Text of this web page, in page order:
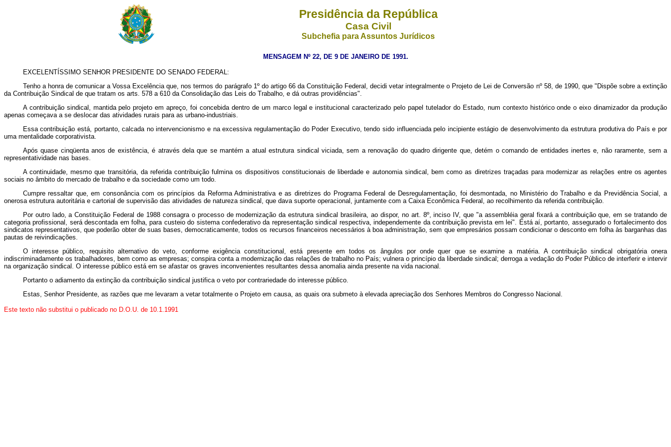
Presidência da República
Casa Civil
Subchefia para Assuntos Jurídicos
MENSAGEM Nº 22, DE 9 DE JANEIRO DE 1991.
EXCELENTÍSSIMO SENHOR PRESIDENTE DO SENADO FEDERAL:
Tenho a honra de comunicar a Vossa Excelência que, nos termos do parágrafo 1º do artigo 66 da Constituição Federal, decidi vetar integralmente o Projeto de Lei de Conversão nº 58, de 1990, que "Dispõe sobre a extinção
da Contribuição Sindical de que tratam os arts. 578 a 610 da Consolidação das Leis do Trabalho, e dá outras providências".
A contribuição sindical, mantida pelo projeto em apreço, foi concebida dentro de um marco legal e institucional caracterizado pelo papel tutelador do Estado, num contexto histórico onde o eixo dinamizador da produção
apenas começava a se deslocar das atividades rurais para as urbano-industriais.
Essa contribuição está, portanto, calcada no intervencionismo e na excessiva regulamentação do Poder Executivo, tendo sido influenciada pelo incipiente estágio de desenvolvimento da estrutura produtiva do País e por
uma mentalidade corporativista.
Após quase cinqüenta anos de existência, é através dela que se mantém a atual estrutura sindical viciada, sem a renovação do quadro dirigente que, detém o comando de entidades inertes e, não raramente, sem a
representatividade nas bases.
A continuidade, mesmo que transitória, da referida contribuição fulmina os dispositivos constitucionais de liberdade e autonomia sindical, bem como as diretrizes traçadas para modernizar as relações entre os agentes
sociais no âmbito do mercado de trabalho e da sociedade como um todo.
Cumpre ressaltar que, em consonância com os princípios da Reforma Administrativa e as diretrizes do Programa Federal de Desregulamentação, foi desmontada, no Ministério do Trabalho e da Previdência Social, a
onerosa estrutura autoritária e cartorial de supervisão das atividades de natureza sindical, que dava suporte operacional, juntamente com a Caixa Econômica Federal, ao recolhimento da referida contribuição.
Por outro lado, a Constituição Federal de 1988 consagra o processo de modernização da estrutura sindical brasileira, ao dispor, no art. 8º, inciso IV, que "a assembléia geral fixará a contribuição que, em se tratando de
categoria profissional, será descontada em folha, para custeio do sistema confederativo da representação sindical respectiva, independemente da contribuição prevista em lei". Está aí, portanto, assegurado o fortalecimento dos
sindicatos representativos, que poderão obter de suas bases, democraticamente, todos os recursos financeiros necessários à boa administração, sem que empresários possam condicionar o desconto em folha às barganhas das
pautas de reivindicações.
O interesse público, requisito alternativo do veto, conforme exigência constitucional, está presente em todos os ângulos por onde quer que se examine a matéria. A contribuição sindical obrigatória onera
indiscriminadamente os trabalhadores, bem como as empresas; conspira conta a modernização das relações de trabalho no País; vulnera o princípio da liberdade sindical; derroga a vedação do Poder Público de interferir e intervir
na organização sindical. O interesse público está em se afastar os graves inconvenientes resultantes dessa anomalia ainda presente na vida nacional.
Portanto o adiamento da extinção da contribuição sindical justifica o veto por contrariedade do interesse público.
Estas, Senhor Presidente, as razões que me levaram a vetar totalmente o Projeto em causa, as quais ora submeto à elevada apreciação dos Senhores Membros do Congresso Nacional.
Este texto não substitui o publicado no D.O.U. de 10.1.1991